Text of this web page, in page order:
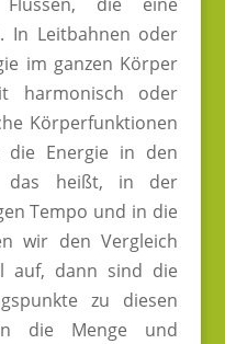
In Leitbahnen oder
im ganzen Körper
harmonisch oder
Körperfunktionen
die Energie in den
das heißt, in der
Tempo und in die
wir den Vergleich
auf, dann sind die
zu diesen
die Menge und